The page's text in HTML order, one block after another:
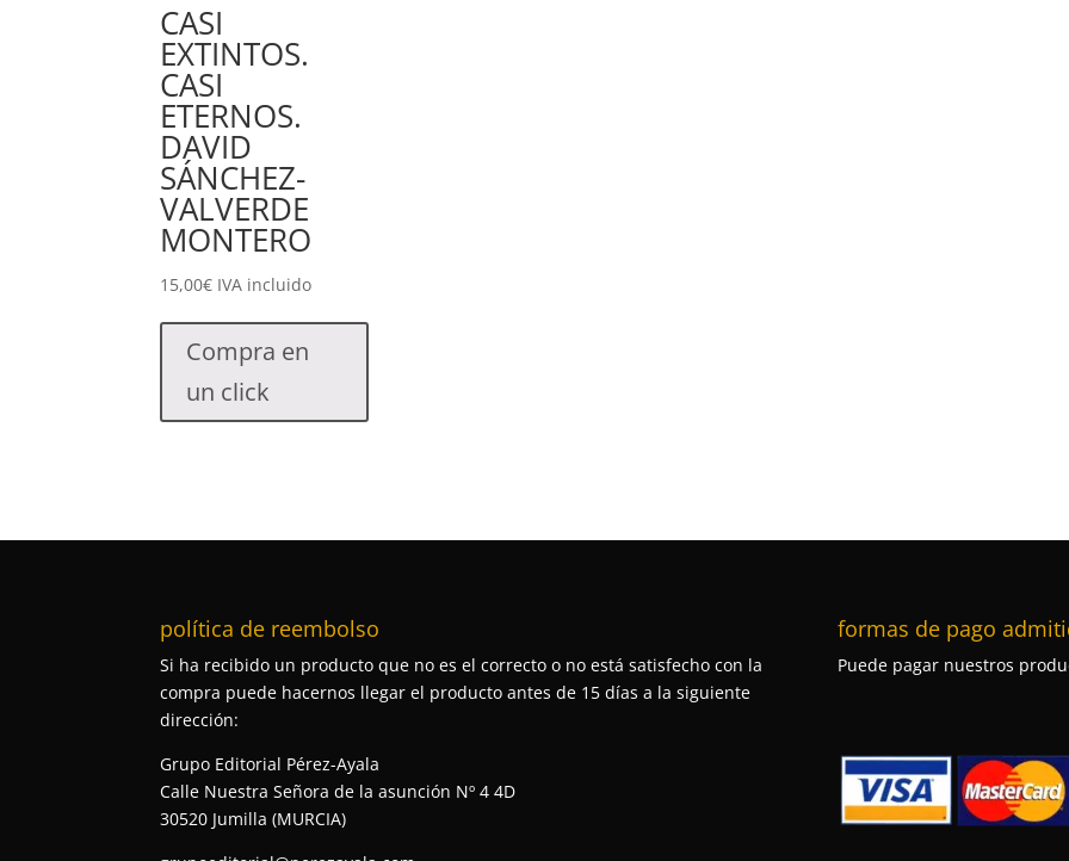
CASI
EXTINTOS.
CASI
ETERNOS.
DAVID
SÁNCHEZ-
VALVERDE
MONTERO
15,00€ IVA incluido
Compra en
un click
política de reembolso
Si ha recibido un producto que no es el correcto o no está satisfecho con la
compra puede hacernos llegar el producto antes de 15 días a la siguiente
dirección:
Grupo Editorial Pérez-Ayala
Calle Nuestra Señora de la asunción Nº 4 4D
30520 Jumilla (MURCIA)
formas de pago
Puede pagar nuestros